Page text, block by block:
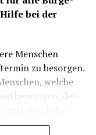
bei der
Men­schen
zu besor­gen.
wel­che
benö­ti­gen, des­